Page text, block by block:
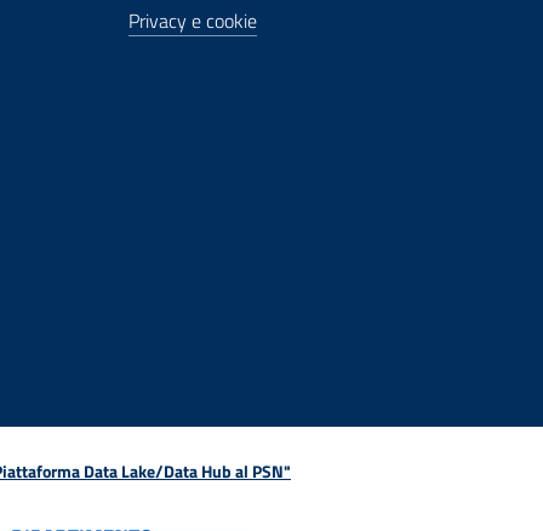
Privacy e cookie
Data Lake/Data Hub al PSN"